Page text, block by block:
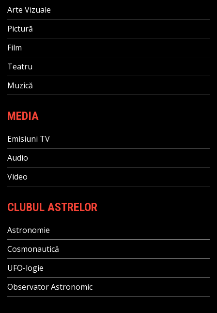
Arte Vizuale
Pictură
Film
Teatru
Muzică
MEDIA
Emisiuni TV
Audio
Video
CLUBUL ASTRELOR
Astronomie
Cosmonautică
UFO-logie
Observator Astronomic